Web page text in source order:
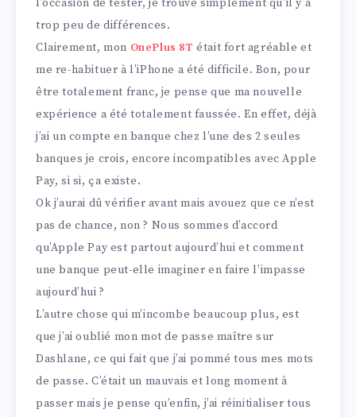
l’occasion de tester, je trouve simplement qu’il y a
trop peu de différences.
Clairement, mon OnePlus 8T était fort agréable et
me re-habituer à l’iPhone a été difficile. Bon, pour
être totalement franc, je pense que ma nouvelle
expérience a été totalement faussée. En effet, déjà
j’ai un compte en banque chez l’une des 2 seules
banques je crois, encore incompatibles avec Apple
Pay, si si, ça existe.
Ok j’aurai dû vérifier avant mais avouez que ce n’est
pas de chance, non ? Nous sommes d’accord
qu’Apple Pay est partout aujourd’hui et comment
une banque peut-elle imaginer en faire l’impasse
aujourd’hui ?
L’autre chose qui m’incombe beaucoup plus, est
que j’ai oublié mon mot de passe maître sur
Dashlane, ce qui fait que j’ai pommé tous mes mots
de passe. C’était un mauvais et long moment à
passer mais je pense qu’enfin, j’ai réinitialiser tous